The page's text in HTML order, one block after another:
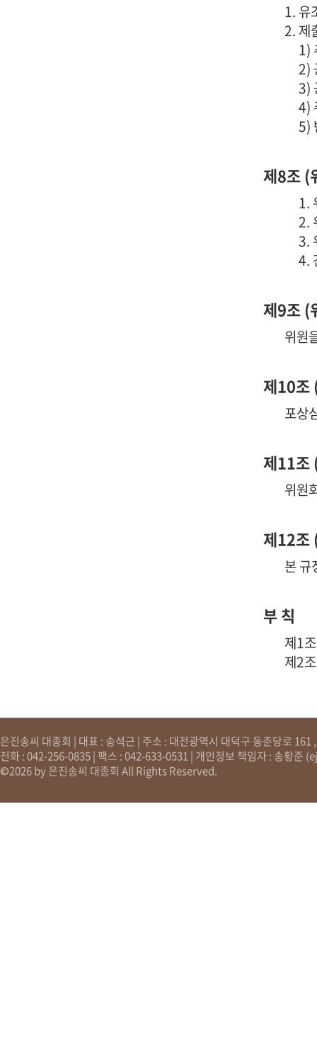
1. 유
2. 제
1)
2)
3)
4)
5)
제8조 (
1.
2.
3.
4.
제9조 (
위원
제10조
포상
제11조
위원
제12조
본 규
부 칙
제1
제2
은진송씨 대종회 | 대표 : 송석근 | 주소 : 대전광역시 대덕구 동춘당로
전화 : 042-256-0835 | 팩스 : 042-633-0531 | 개인정보 책임자 : 송황준 (
©2026 by 은진송씨 대종회 All Rights Reserved.